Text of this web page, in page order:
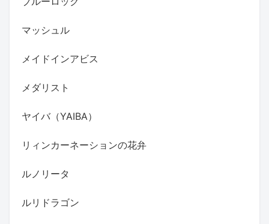
マッシュル
メイドインアビス
メダリスト
ヤイバ（YAIBA）
リィンカーネーションの花弁
ルノリータ
ルリドラゴン